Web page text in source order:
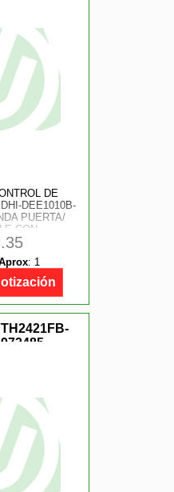
DE
DEE1010B-
PUERTA/
CON
DAHUA/
RS-485/
DE ESTA
: 1